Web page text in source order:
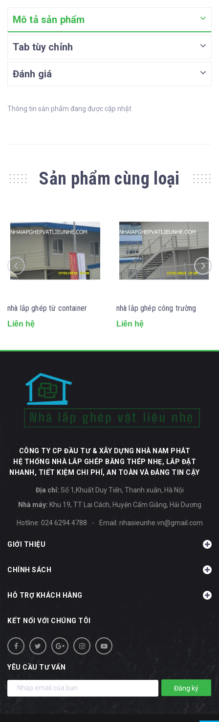
Mô tả sản phẩm
Tab tùy chỉnh
Đánh giá
Thông tin sản phẩm đang được cập nhật
Sản phẩm cùng loại
nhà lắp ghép từ container
Liên hệ
nhà lắp ghép công trường
Liên hệ
CÔNG TY CP ĐẦU TƯ & XÂY DỰNG NHÀ NAM PHÁT
HỆ THỐNG NHÀ LẮP GHÉP BẰNG THÉP NHẸ, LẮP ĐẶT
NHANH, TIẾT KIỆM CHI PHÍ, AN TOÀN VÀ ĐÁNG TIN CẬY
Địa chỉ: Số 1,Khuất Duy Tiến, Thanh xuân, Hà Nội
Nhà máy: Khu 19, TT Lai Cách, Huyện Cẩm Giằng, Hải Dương
Hotline: 024 6294 4788 - Email: nhasieunhe.vn@gmail.com
GIỚI THIỆU
CHÍNH SÁCH
HỖ TRỢ KHÁCH HÀNG
KẾT NỐI VỚI CHÚNG TÔI
YÊU CẦU TƯ VẤN
Đăng ký